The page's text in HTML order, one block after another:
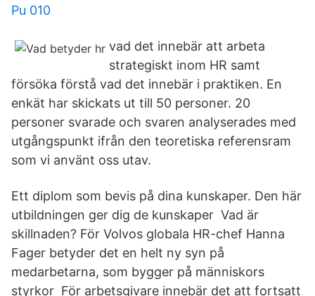
Pu 010
vad det innebär att arbeta
strategiskt inom HR samt
försöka förstå vad det innebär i praktiken. En
enkät har skickats ut till 50 personer. 20
personer svarade och svaren analyserades med
utgångspunkt ifrån den teoretiska referensram
som vi använt oss utav.
Ett diplom som bevis på dina kunskaper. Den här
utbildningen ger dig de kunskaper Vad är
skillnaden? För Volvos globala HR-chef Hanna
Fager betyder det en helt ny syn på
medarbetarna, som bygger på människors
styrkor För arbetsgivare innebär det att fortsatt